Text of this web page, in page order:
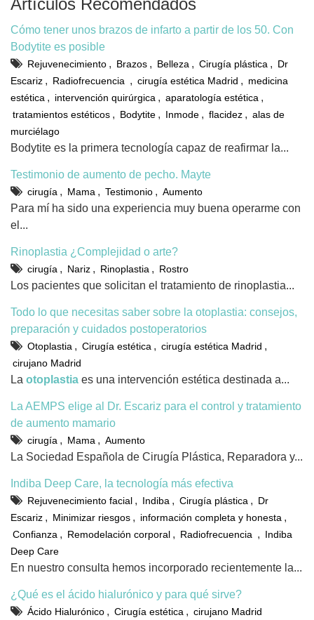
Cómo tener unos brazos de infarto a partir de los 50. Con
Bodytite es posible
Rejuvenecimiento , Brazos , Belleza , Cirugía plástica , Dr
Escariz , Radiofrecuencia , cirugía estética Madrid , medicina
estética , intervención quirúrgica , aparatología estética ,
tratamientos estéticos , Bodytite , Inmode , flacidez , alas de
murciélago
Bodytite es la primera tecnología capaz de reafirmar la...
Testimonio de aumento de pecho. Mayte
cirugía , Mama , Testimonio , Aumento
Para mí ha sido una experiencia muy buena operarme con
el...
Rinoplastia ¿Complejidad o arte?
cirugía , Nariz , Rinoplastia , Rostro
Los pacientes que solicitan el tratamiento de rinoplastia...
Todo lo que necesitas saber sobre la otoplastia: consejos,
preparación y cuidados postoperatorios
Otoplastia , Cirugía estética , cirugía estética Madrid ,
cirujano Madrid
La otoplastia es una intervención estética destinada a...
La AEMPS elige al Dr. Escariz para el control y tratamiento
de aumento mamario
cirugía , Mama , Aumento
La Sociedad Española de Cirugía Plástica, Reparadora y...
Indiba Deep Care, la tecnología más efectiva
Rejuvenecimiento facial , Indiba , Cirugía plástica , Dr
Escariz , Minimizar riesgos , información completa y honesta ,
Confianza , Remodelación corporal , Radiofrecuencia , Indiba
Deep Care
En nuestro consulta hemos incorporado recientemente la...
¿Qué es el ácido hialurónico y para qué sirve?
Ácido Hialurónico , Cirugía estética , cirujano Madrid